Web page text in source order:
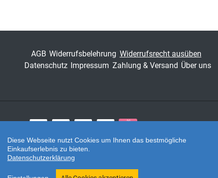
Band 83
AGB Widerrufsbelehrung Widerrufsrecht ausüben
Datenschutz Impressum Zahlung & Versand Über uns
Zahlungsarten
Twitter
Shop erstellt mit VersaCommerce.
Diese Webseite nutzt Cookies um Ihnen das bestmögliche
Einkaufserlebnis zu bieten.
Datenschutzerklärung